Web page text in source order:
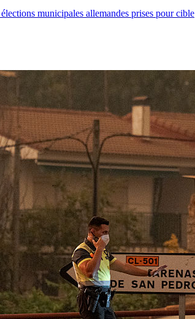
municipales allemandes prises pour cible